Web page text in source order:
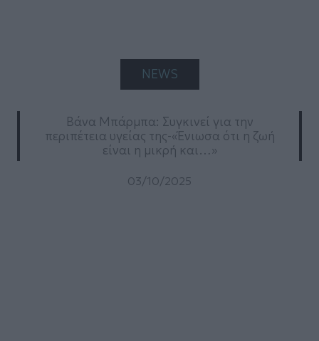
NEWS
Βάνα Μπάρμπα: Συγκινεί για την
περιπέτεια υγείας της-«Ένιωσα ότι η ζωή
είναι η μικρή και…»
03/10/2025